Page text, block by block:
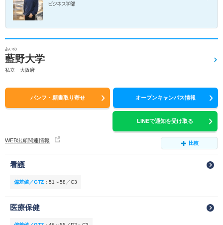
ビジネス学部
あいの
藍野大学
私立 大阪府
パンフ・願書取り寄せ オープンキャンパス情報
LINEで通知を受け取る
WEB出願関連情報 比較
看護
偏差値／GTZ ： 51～58／C3
医療保健